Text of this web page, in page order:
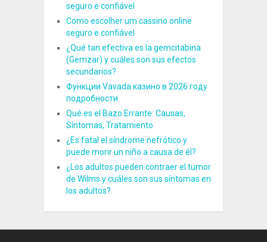
seguro e confiável
Como escolher um cassino online
seguro e confiável
¿Qué tan efectiva es la gemcitabina
(Gemzar) y cuáles son sus efectos
secundarios?
Функции Vavada казино в 2026 году
подробности
Qué es el Bazo Errante: Causas,
Síntomas, Tratamiento
¿Es fatal el síndrome nefrótico y
puede morir un niño a causa de él?
¿Los adultos pueden contraer el tumor
de Wilms y cuáles son sus síntomas en
los adultos?